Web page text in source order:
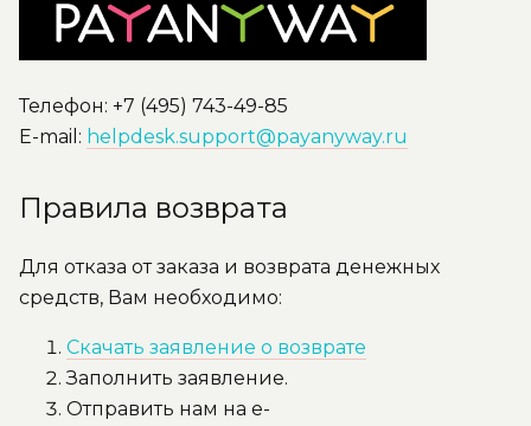
Телефон: +7 (495) 743-49-85
E-mail: helpdesk.support@payanyway.ru
Правила возврата
Для отказа от заказа и возврата денежных
средств, Вам необходимо:
Скачать заявление о возврате
Заполнить заявление.
Отправить нам на e-